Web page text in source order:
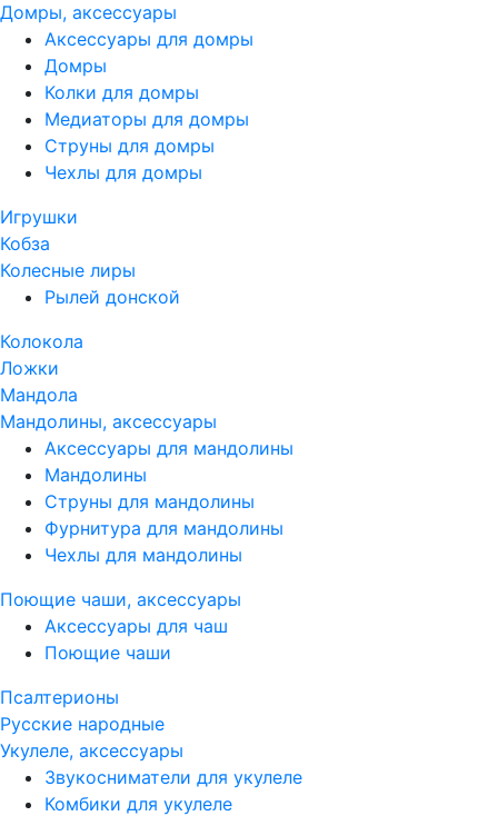
Домры, аксессуары
Аксессуары для домры
Домры
Колки для домры
Медиаторы для домры
Струны для домры
Чехлы для домры
Игрушки
Кобза
Колесные лиры
Рылей донской
Колокола
Ложки
Мандола
Мандолины, аксессуары
Аксессуары для мандолины
Мандолины
Струны для мандолины
Фурнитура для мандолины
Чехлы для мандолины
Поющие чаши, аксессуары
Аксессуары для чаш
Поющие чаши
Псалтерионы
Русские народные
Укулеле, аксессуары
Звукосниматели для укулеле
Комбики для укулеле